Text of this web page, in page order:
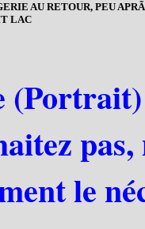
AU RETOUR, PEU
LAC
le